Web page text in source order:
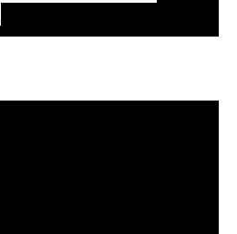
Hortalizas y su